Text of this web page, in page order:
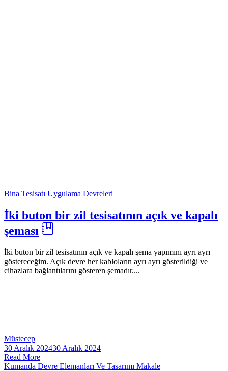
Bina Tesisatı Uygulama Devreleri
İki buton bir zil tesisatının açık ve kapalı
şeması
İki buton bir zil tesisatının açık ve kapalı şema yapımını ayrı ayrı
göstereceğim. Açık devre her kabloların ayrı ayrı gösterildiği ve
cihazlara bağlantılarını gösteren şemadır....
Müstecep
30 Aralık 202430 Aralık 2024
Read More
Kumanda Devre Elemanları Ve Tasarımı Makale